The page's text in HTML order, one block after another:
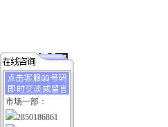
市场一部：
2850186861